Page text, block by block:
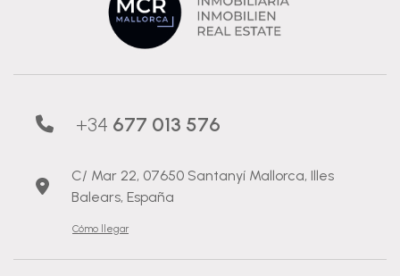
+34 677 013 576
C/ Mar 22, 07650 Santanyí Mallorca, Illes
Balears, España
Cómo llegar